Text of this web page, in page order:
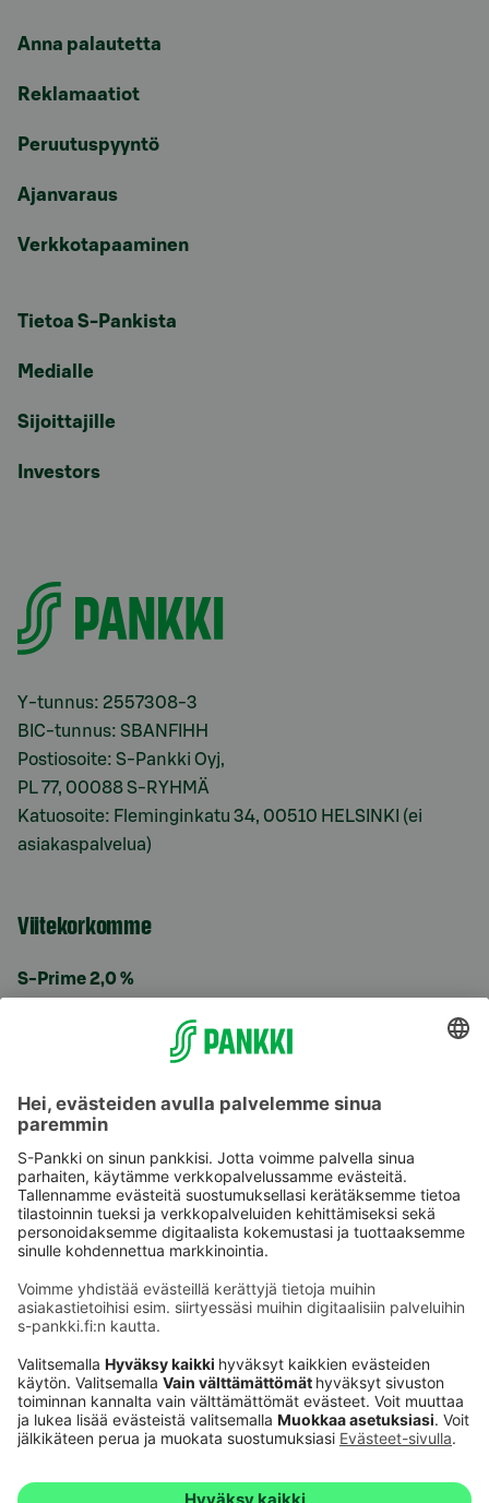
Anna palautetta
Reklamaatiot
Peruutuspyyntö
Ajanvaraus
Verkkotapaaminen
Tietoa S-Pankista
Medialle
Sijoittajille
Investors
Y-tunnus: 2557308-3
BIC-tunnus: SBANFIHH
Postiosoite: S-Pankki Oyj,
PL 77, 00088 S-RYHMÄ
Katuosoite: Fleminginkatu 34, 00510 HELSINKI (ei
asiakaspalvelua)
Viitekorkomme
S-Prime 2,0 %
Käyttöehdot
Saavutettavuusseloste
Evästeet
Verkkopalvelujen käytön edellytykset